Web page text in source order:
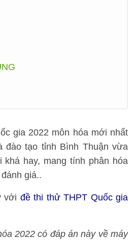
gia 2022 môn hóa mới nhất
đào tạo tỉnh Bình Thuận vừa
khá hay, mang tính phân hóa
giá..
với đề thi thử THPT Quốc gia
2022 có đáp án này về máy